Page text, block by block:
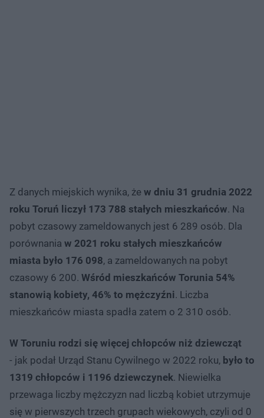
Z danych miejskich wynika, że w dniu 31 grudnia 2022
roku Toruń liczył 173 788 stałych mieszkańców. Na
pobyt czasowy zameldowanych jest 6 289 osób. Dla
porównania w 2021 roku stałych mieszkańców
miasta było 176 098, a zameldowanych na pobyt
czasowy 6 200. Wśród mieszkańców Torunia 54%
stanowią kobiety, 46% to mężczyźni. Liczba
mieszkańców miasta spadła zatem o 2 310 osób.
W Toruniu rodzi się więcej chłopców niż dziewcząt
- jak podał Urząd Stanu Cywilnego w 2022 roku, było to
1319 chłopców i 1196 dziewczynek. Niewielka
przewaga liczby mężczyzn nad liczbą kobiet utrzymuje
się w pierwszych trzech grupach wiekowych, czyli od 0